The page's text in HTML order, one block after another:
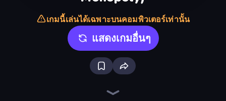
เกมนี้เล่นได้เฉพาะบนคอมพิวเตอร์เท่านั้น
แสดงเกมอื่นๆ